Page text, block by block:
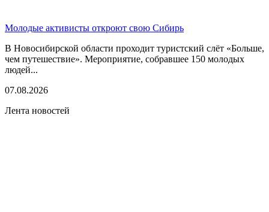
Молодые активисты откроют свою Сибирь
В Новосибирской области проходит туристский слёт «Больше,
чем путешествие». Мероприятие, собравшее 150 молодых
людей...
07.08.2026
Лента новостей